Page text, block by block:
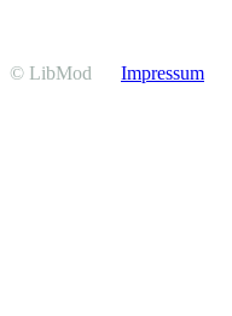
© LibMod Impressum